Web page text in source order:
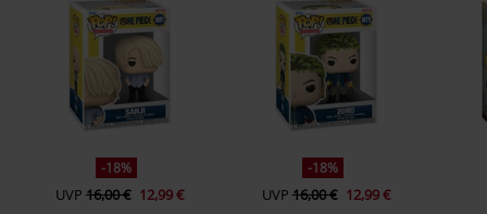
www.funko.com
-18%
UVP 16,00 € 12,99 €
-18%
UVP16,00 € 12,99 €